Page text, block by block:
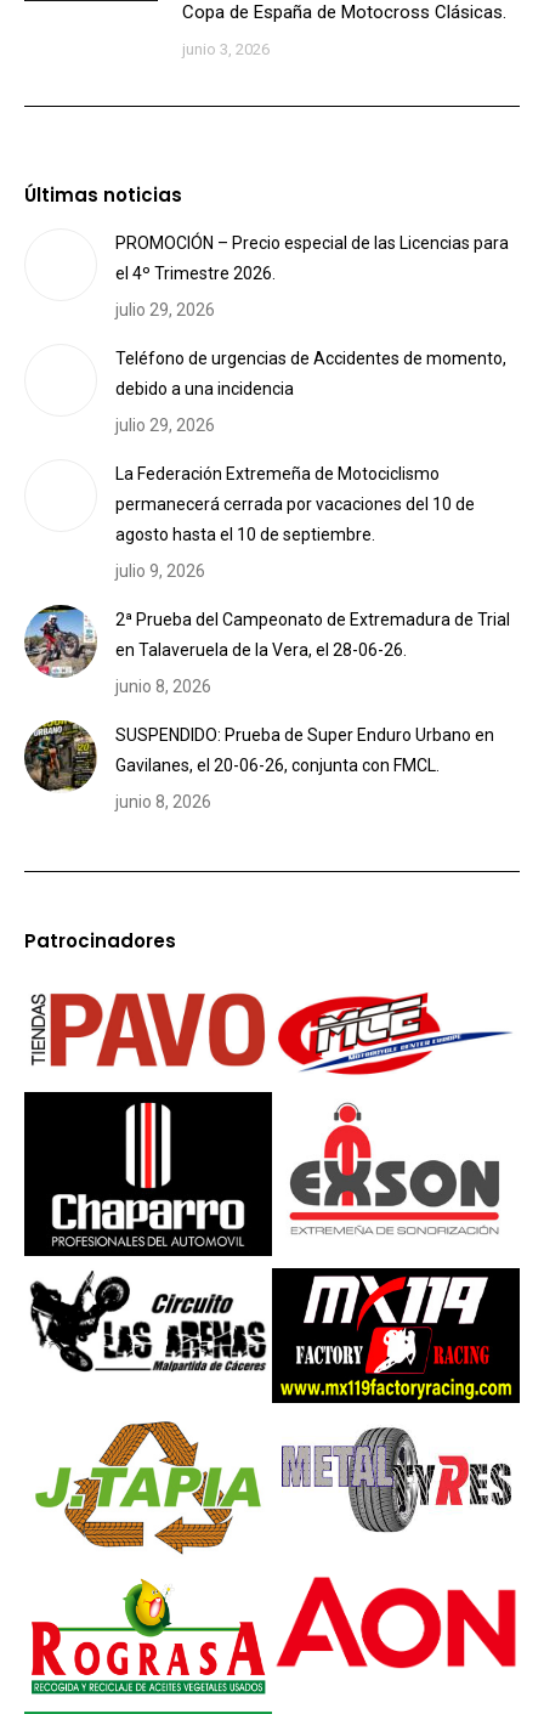
Copa de España de Motocross Clásicas.
junio 3, 2026
Últimas noticias
PROMOCIÓN – Precio especial de las Licencias para
el 4º Trimestre 2026.
julio 29, 2026
Teléfono de urgencias de Accidentes de momento,
debido a una incidencia
julio 29, 2026
La Federación Extremeña de Motociclismo
permanecerá cerrada por vacaciones del 10 de
agosto hasta el 10 de septiembre.
julio 9, 2026
2ª Prueba del Campeonato de Extremadura de Trial
en Talaveruela de la Vera, el 28-06-26.
junio 8, 2026
SUSPENDIDO: Prueba de Super Enduro Urbano en
Gavilanes, el 20-06-26, conjunta con FMCL.
junio 8, 2026
Patrocinadores